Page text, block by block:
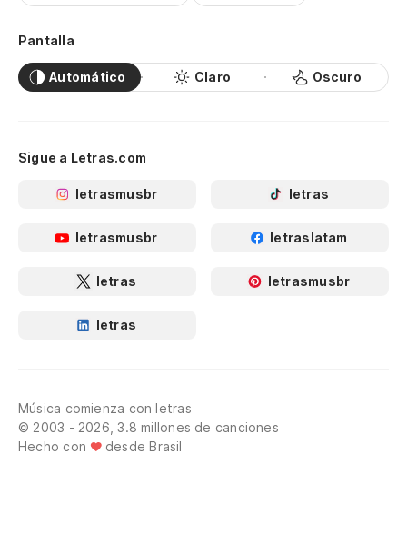
Pantalla
Automático Claro Oscuro
Sigue a Letras.com
letrasmusbr letras
letrasmusbr letraslatam
letras letrasmusbr
letras
Música comienza con letras
© 2003 - 2026, 3.8 millones de canciones
Hecho con
desde Brasil